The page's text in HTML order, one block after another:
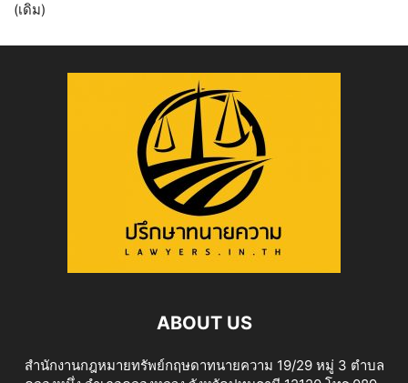
(เดิม)
ABOUT US
สำนักงานกฎหมายทรัพย์กฤษดาทนายความ 19/29 หมู่ 3 ตำบล